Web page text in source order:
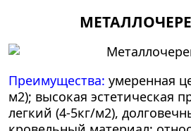
Преимущества: умеренная
м2); высокая эстетическая
легкий (4-5кг/м2),